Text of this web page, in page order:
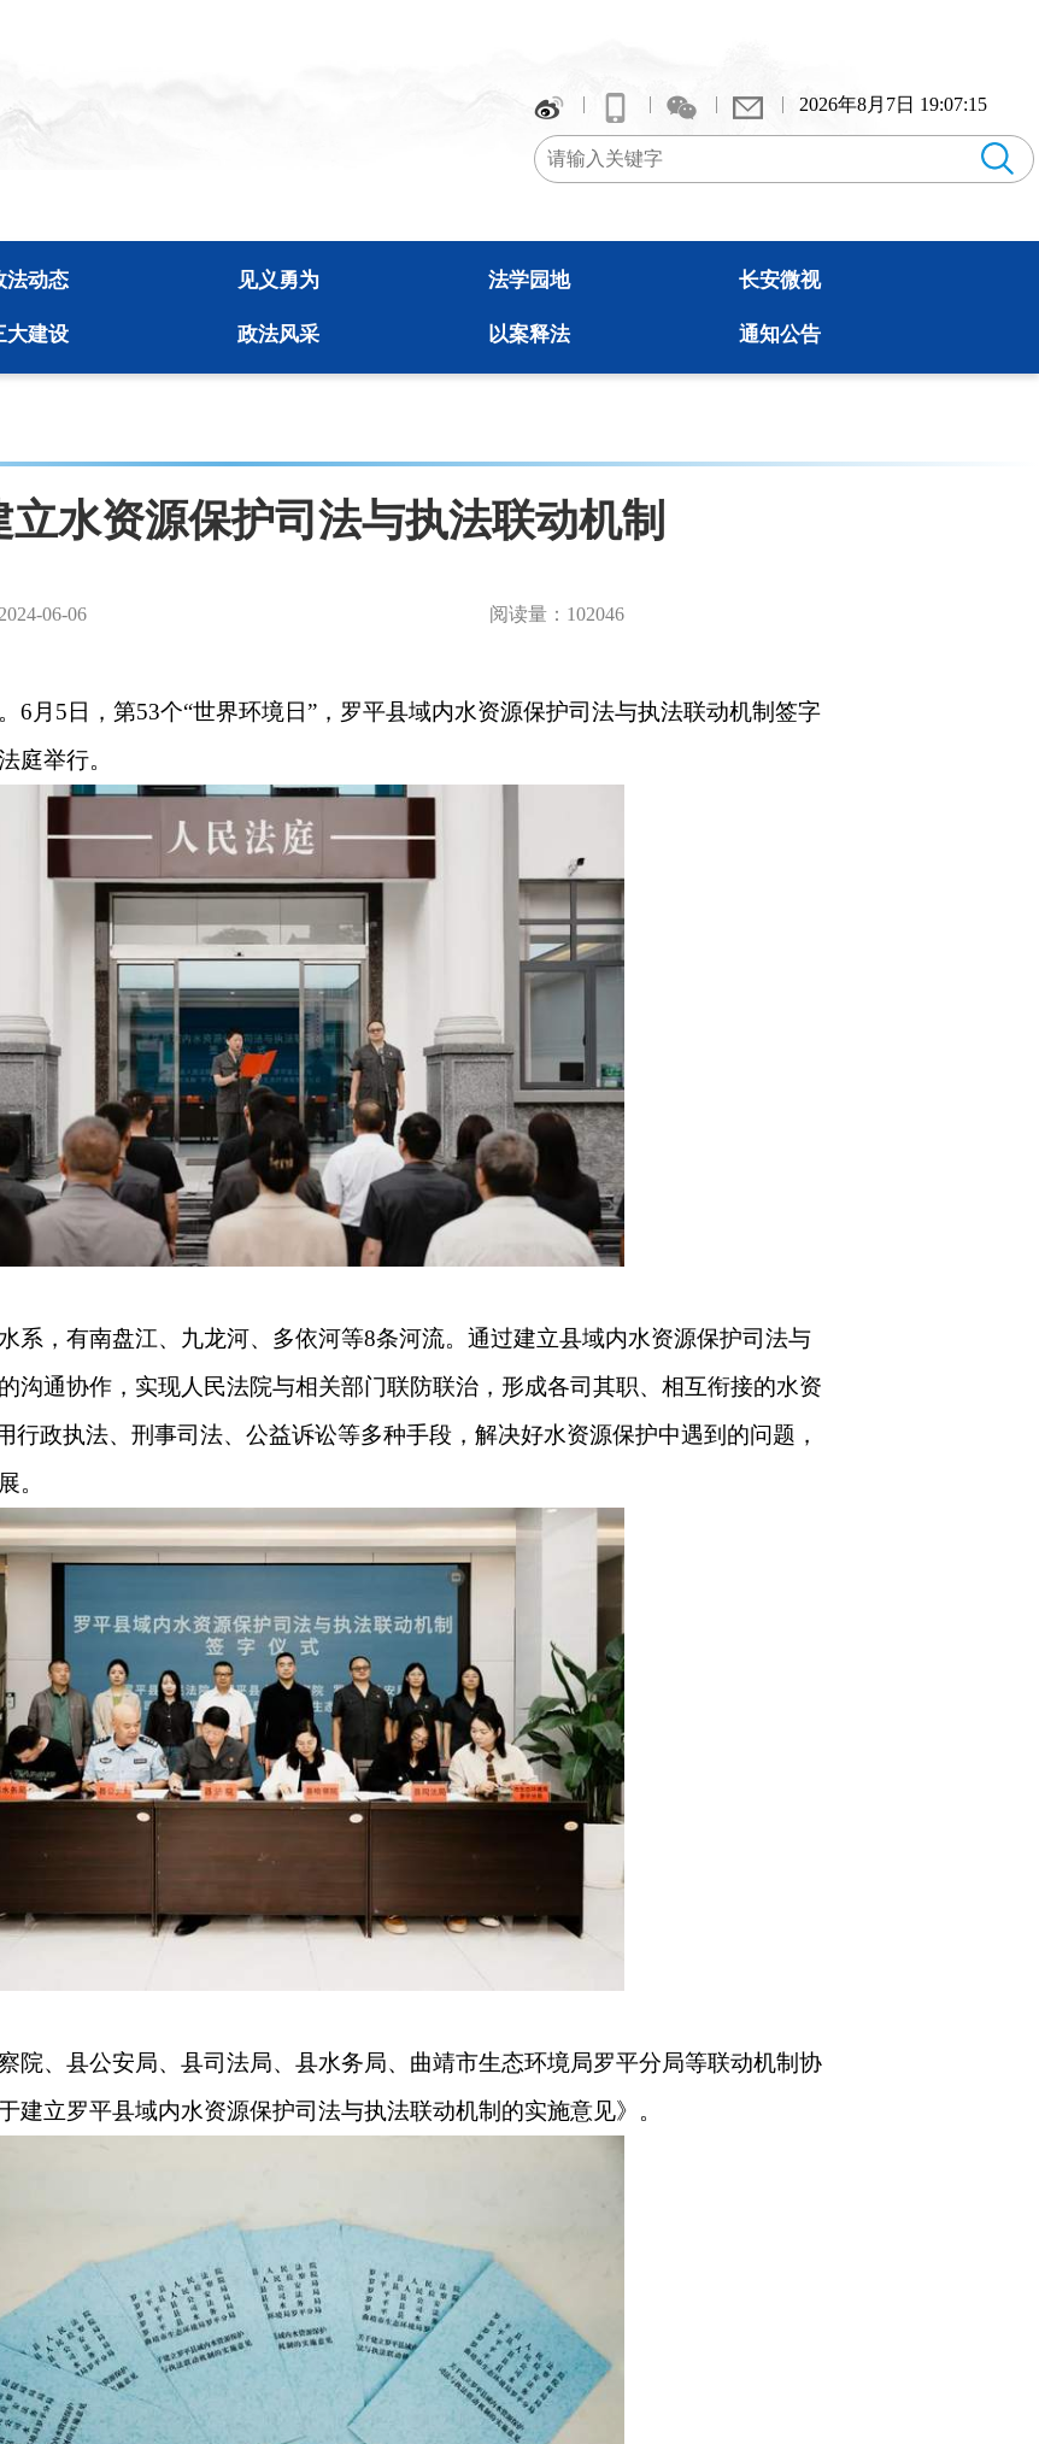
2026年8月7日 19:07:16
法动态 见义勇为 法学园地 长安微视
大建设 政法风采 以案释法 通知公告
立水资源保护司法与执法联动机制
06-06 阅读量：102046
6月5日，第53个“世界环境日”，罗平县域内水资源保护司法与执法联动机制签字
庭举行。
系，有南盘江、九龙河、多依河等8条河流。通过建立县域内水资源保护司法与
沟通协作，实现人民法院与相关部门联防联治，形成各司其职、相互衔接的水资
行政执法、刑事司法、公益诉讼等多种手段，解决好水资源保护中遇到的问题，
。
院、县公安局、县司法局、县水务局、曲靖市生态环境局罗平分局等联动机制协
建立罗平县域内水资源保护司法与执法联动机制的实施意见》。